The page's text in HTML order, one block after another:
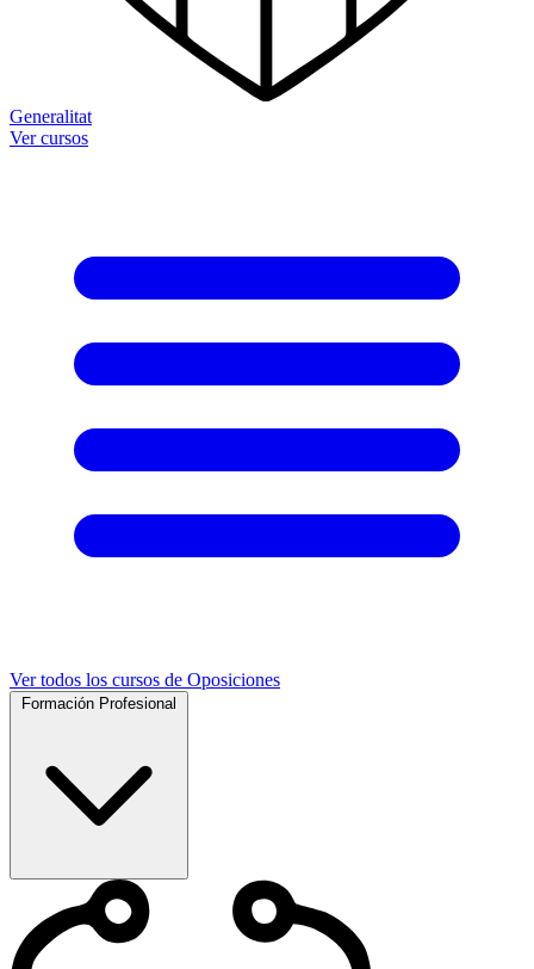
Generalitat
Ver cursos
Ver todos los cursos de Oposiciones
Formación Profesional